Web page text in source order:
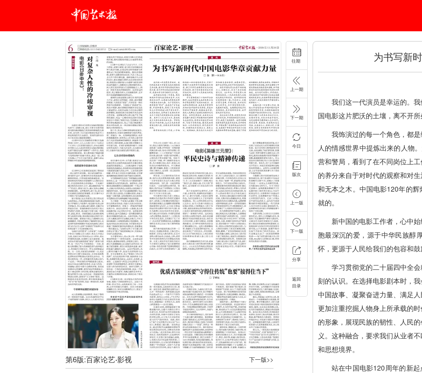
为书写新
我们这一代演员是幸运的。
国电影这片肥沃的土壤，离不开
我饰演过的每一个角色，都
人的情感世界中提炼出来的人物
营和警局，看到了在不同岗位上
的养分来自于对时代的观察和对
和无本之木。中国电影120年的
就的。
新中国的电影工作者，心中
胞最深沉的爱，源于中华民族醇
怀，更源于人民给我们的包容和鼓
学习贯彻党的二十届四中全
刻的认识。在选择电影剧本时，
中国故事、凝聚奋进力量、满足
更加注重挖掘人物身上所承载的
的形象，展现民族的韧性、人民
义。这种融合，要求我们从业者
和思想境界。
站在中国电影120周年的新
往期
上一期
下一期
今日
版次
上一版
下一版
分享
返回
目录
第6版:百家论艺·影视 下一版>>